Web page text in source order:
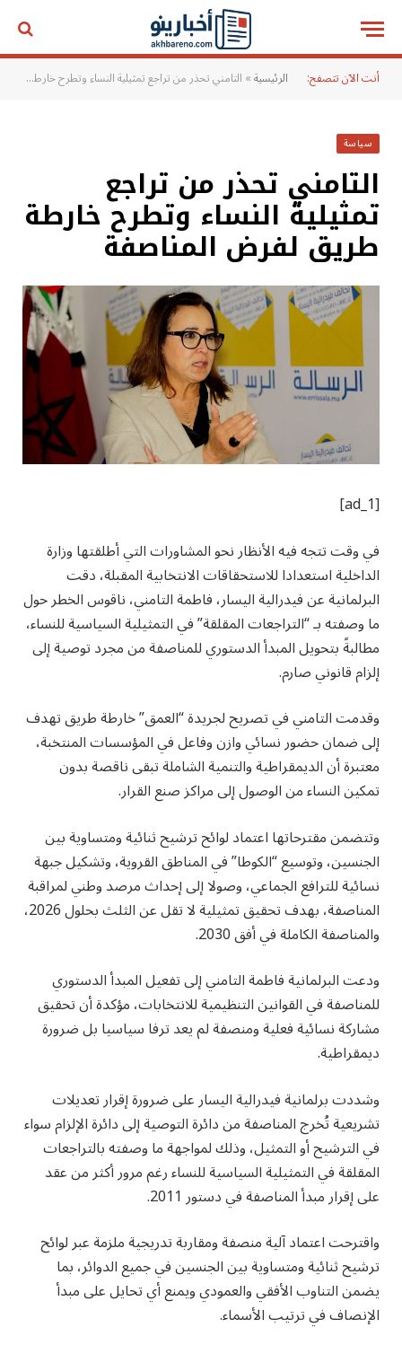
أنت الآن تتصفح: الرئيسية» التامني تحذر من تراجع تمثيلية النساء وتطرح خارطة طريق لفرض المناصفة
سياسة
التامني تحذر من تراجع
تمثيلية النساء وتطرح خارطة
طريق لفرض المناصفة
[ad_1]
في وقت تتجه فيه الأنظار نحو المشاورات التي أطلقتها وزارة
الداخلية استعدادا للاستحقاقات الانتخابية المقبلة، دقت
البرلمانية عن فيدرالية اليسار، فاطمة التامني، ناقوس الخطر حول
ما وصفته بـ “التراجعات المقلقة” في التمثيلية السياسية للنساء،
مطالبةً بتحويل المبدأ الدستوري للمناصفة من مجرد توصية إلى
إلزام قانوني صارم.
وقدمت التامني في تصريح لجريدة “العمق” خارطة طريق تهدف
إلى ضمان حضور نسائي وازن وفاعل في المؤسسات المنتخبة،
معتبرة أن الديمقراطية والتنمية الشاملة تبقى ناقصة بدون
تمكين النساء من الوصول إلى مراكز صنع القرار.
وتتضمن مقترحاتها اعتماد لوائح ترشيح ثنائية ومتساوية بين
الجنسين، وتوسيع “الكوطا” في المناطق القروية، وتشكيل جبهة
نسائية للترافع الجماعي، وصولا إلى إحداث مرصد وطني لمراقبة
المناصفة، بهدف تحقيق تمثيلية لا تقل عن الثلث بحلول 2026،
والمناصفة الكاملة في أفق 2030.
ودعت البرلمانية فاطمة التامني إلى تفعيل المبدأ الدستوري
للمناصفة في القوانين التنظيمية للانتخابات، مؤكدة أن تحقيق
مشاركة نسائية فعلية ومنصفة لم يعد ترفا سياسيا بل ضرورة
ديمقراطية.
وشددت برلمانية فيدرالية اليسار على ضرورة إقرار تعديلات
تشريعية تُخرج المناصفة من دائرة التوصية إلى دائرة الإلزام سواء
في الترشيح أو التمثيل، وذلك لمواجهة ما وصفته بالتراجعات
المقلقة في التمثيلية السياسية للنساء رغم مرور أكثر من عقد
على إقرار مبدأ المناصفة في دستور 2011.
واقترحت اعتماد آلية منصفة ومقاربة تدريجية ملزمة عبر لوائح
ترشيح ثنائية ومتساوية بين الجنسين في جميع الدوائر، بما
يضمن التناوب الأفقي والعمودي ويمنع أي تحايل على مبدأ
الإنصاف في ترتيب الأسماء.